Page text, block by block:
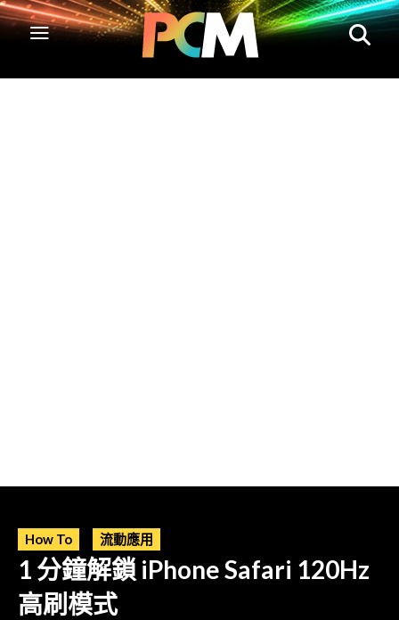
How To 流動應用
1 分鐘解鎖 iPhone Safari 120Hz
高刷模式